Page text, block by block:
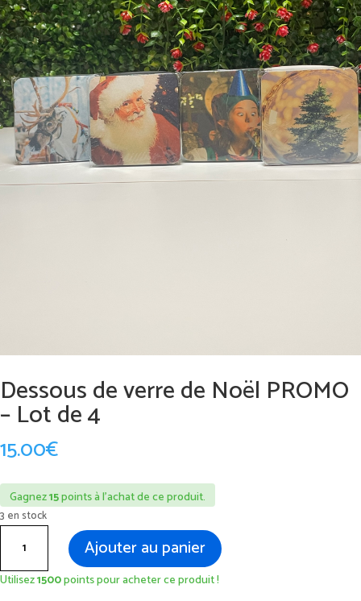
Dessous de verre de Noël PROMO
– Lot de 4
15.00€
Gagnez15points à l’achat de ce produit.
3 en stock
Dessous
de
Ajouter au panier
Utilisez1500points pour acheter ce produit !